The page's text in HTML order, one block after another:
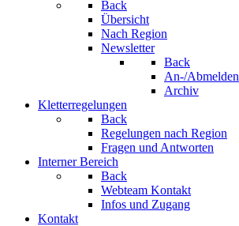
Back
Übersicht
Nach Region
Newsletter
Back
An-/Abmelden
Archiv
Kletterregelungen
Back
Regelungen nach Region
Fragen und Antworten
Interner Bereich
Back
Webteam Kontakt
Infos und Zugang
Kontakt